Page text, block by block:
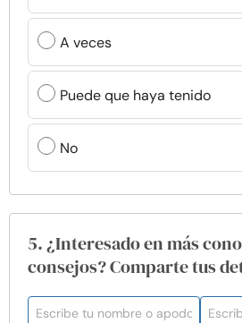
A veces
Puede que haya tenido
No
5. ¿Interesado en más
consejos? Comparte tus